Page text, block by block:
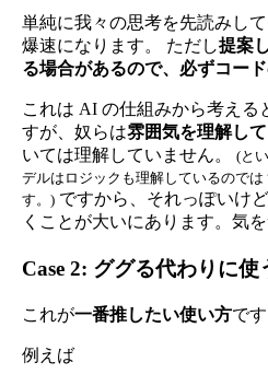
単純に我々の思考を先読みし
爆速になります。 ただし提案
る場合があるので、必ずコー
これは AI の仕組みから考える
すが、奴らは雰囲気を理解し
いては理解していません。 (と
デルはロジックも理解しているので
す。) ですから、それっぽいけ
くことが大いにあります。気を
Case 2: ググる代わりに使
これが一番推したい使い方です
例えば